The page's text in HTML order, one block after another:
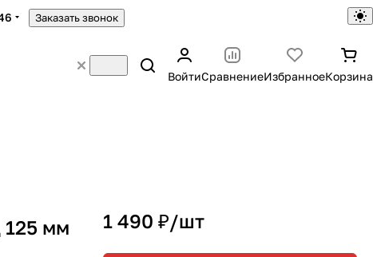
Заказать звонок
ВойтиСравнениеИзбранноеКорзина
125 мм
1 490 ₽/шт